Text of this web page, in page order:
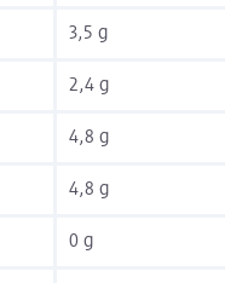
3,5 g
2,4 g
4,8 g
4,8 g
0 g